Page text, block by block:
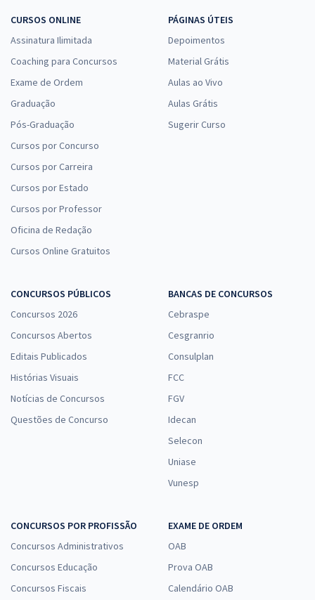
CURSOS ONLINE
Assinatura Ilimitada
Coaching para Concursos
Exame de Ordem
Graduação
Pós-Graduação
Cursos por Concurso
Cursos por Carreira
Cursos por Estado
Cursos por Professor
Oficina de Redação
Cursos Online Gratuitos
PÁGINAS ÚTEIS
Depoimentos
Material Grátis
Aulas ao Vivo
Aulas Grátis
Sugerir Curso
CONCURSOS PÚBLICOS
Concursos 2026
Concursos Abertos
Editais Publicados
Histórias Visuais
Notícias de Concursos
Questões de Concurso
BANCAS DE CONCURSOS
Cebraspe
Cesgranrio
Consulplan
FCC
FGV
Idecan
Selecon
Uniase
Vunesp
CONCURSOS POR PROFISSÃO
Concursos Administrativos
Concursos Educação
Concursos Fiscais
EXAME DE ORDEM
OAB
Prova OAB
Calendário OAB